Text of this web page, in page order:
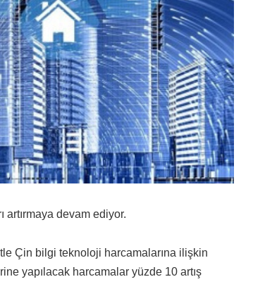
devam ediyor.
Çin bilgi teknoloji harcamalarına ilişkin
yapılacak harcamalar yüzde 10 artış